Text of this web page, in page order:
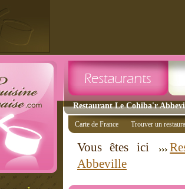
Restaurant Le Cohiba'r
Carte de France Trouver un
Vous êtes ici
Abbeville